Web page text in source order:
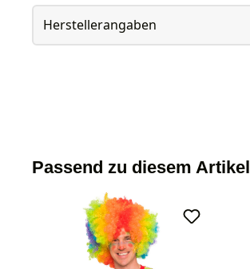
Herstellerangaben
Passend zu diesem Artikel